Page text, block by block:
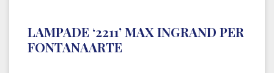
LAMPADE ‘2211’ MAX INGRAND PER
FONTANAARTE